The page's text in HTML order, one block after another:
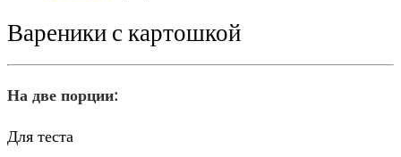
Вареники с картошкой
На две порции:
Для теста